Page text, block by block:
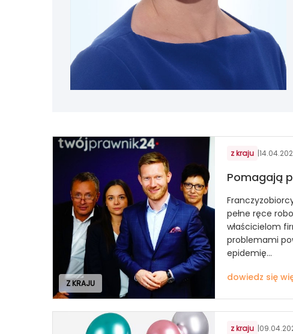
Z KRAJU
z kraju |
Pomagają
pełne ręce
właścicielom
problemami
epidemię...
dowiedz się
z kraju |